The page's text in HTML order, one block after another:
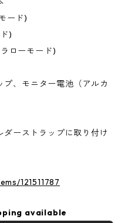
ード)
)
ローモード)
、モニター電池（アルカ
ダーストラップに取り付け
121511787
available